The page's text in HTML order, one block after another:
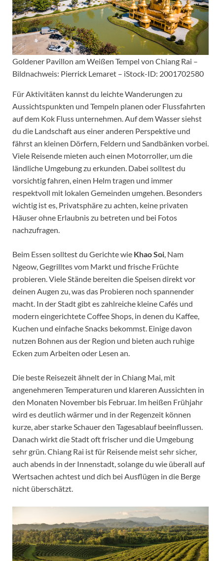
Goldener Pavillon am Weißen Tempel von Chiang Rai –
Bildnachweis: Pierrick Lemaret – iStock-ID: 2001702580
Für Aktivitäten kannst du leichte Wanderungen zu
Aussichtspunkten und Tempeln planen oder Flussfahrten
auf dem Kok Fluss unternehmen. Auf dem Wasser siehst
du die Landschaft aus einer anderen Perspektive und
fährst an kleinen Dörfern, Feldern und Sandbänken vorbei.
Viele Reisende mieten auch einen Motorroller, um die
ländliche Umgebung zu erkunden. Dabei solltest du
vorsichtig fahren, einen Helm tragen und immer
respektvoll mit lokalen Gemeinden umgehen. Besonders
wichtig ist es, Privatsphäre zu achten, keine privaten
Häuser ohne Erlaubnis zu betreten und bei Fotos
nachzufragen.
Beim Essen solltest du Gerichte wie Khao Soi, Nam
Ngeow, Gegrilltes vom Markt und frische Früchte
probieren. Viele Stände bereiten die Speisen direkt vor
deinen Augen zu, was das Probieren noch spannender
macht. In der Stadt gibt es zahlreiche kleine Cafés und
modern eingerichtete Coffee Shops, in denen du Kaffee,
Kuchen und einfache Snacks bekommst. Einige davon
nutzen Bohnen aus der Region und bieten auch ruhige
Ecken zum Arbeiten oder Lesen an.
Die beste Reisezeit ähnelt der in Chiang Mai, mit
angenehmeren Temperaturen und klareren Aussichten in
den Monaten November bis Februar. Im heißen Frühjahr
wird es deutlich wärmer und in der Regenzeit können
kurze, aber starke Schauer den Tagesablauf beeinflussen.
Danach wirkt die Stadt oft frischer und die Umgebung
sehr grün. Chiang Rai ist für Reisende meist sehr sicher,
auch abends in der Innenstadt, solange du wie überall auf
Wertsachen achtest und dich bei Ausflügen in die Berge
nicht überschätzt.